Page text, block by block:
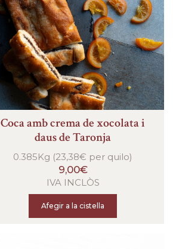
Coca amb crema de xocolata i
daus de Taronja
0.385Kg (23,38€ per quilo)
9,00€
IVA INCLÒS
Afegir a la cistella